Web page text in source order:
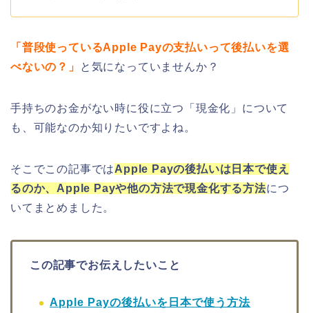
「普段使っているApple Payの支払いって後払いを選
べないの？」
と気になっていませんか？
手持ちのお金がない時に役に立つ「現金化」について
も、可能なのか知りたいですよね。
そこでこの記事ではApple Payの後払いは日本で使え
るのか、Apple Payや他の方法で現金化する方法につ
いてまとめました。
この記事でお伝えしたいこと
Apple Payの後払いを日本で使う方法